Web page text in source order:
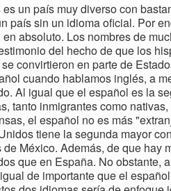
un país muy diverso con
país sin un idioma oficial. Por
absoluto. Los nombres de
del hecho de que los
convirtieron en parte de
cuando hablamos inglés, a
Al igual que el español es la
tanto inmigrantes como
el español no es más
tiene la segunda mayor
de México. Además, de que hay
que en España. No obstante,
de importante que el